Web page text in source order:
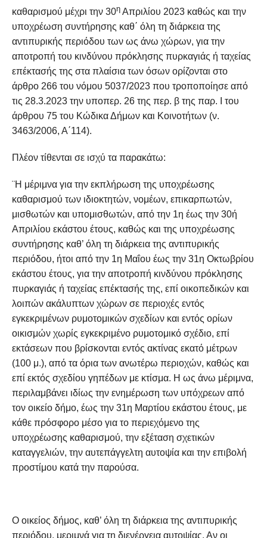
καθαρισμού μέχρι την 30ηΑπριλίου 2023 καθώς και την
υποχρέωση συντήρησης καθ΄ όλη τη διάρκεια της
αντιπυρικής περιόδου των ως άνω χώρων, για την
αποτροπή του κινδύνου πρόκλησης πυρκαγιάς ή ταχείας
επέκτασής της στα πλαίσια των όσων ορίζονται στο
άρθρο 266 του νόμου 5037/2023 που τροποποίησε από
τις 28.3.2023 την υποπερ. 26 της περ. β της παρ. Ι του
άρθρου 75 του Κώδικα Δήμων και Κοινοτήτων (ν.
3463/2006, Α΄114).
Πλέον τίθενται σε ισχύ τα παρακάτω:
¨Η μέριμνα για την εκπλήρωση της υποχρέωσης
καθαρισμού των ιδιοκτητών, νομέων, επικαρπωτών,
μισθωτών και υπομισθωτών, από την 1η έως την 30ή
Απριλίου εκάστου έτους, καθώς και της υποχρέωσης
συντήρησης καθ’ όλη τη διάρκεια της αντιπυρικής
περιόδου, ήτοι από την 1η Μαΐου έως την 31η Οκτωβρίου
εκάστου έτους, για την αποτροπή κινδύνου πρόκλησης
πυρκαγιάς ή ταχείας επέκτασής της, επί οικοπεδικών και
λοιπών ακάλυπτων χώρων σε περιοχές εντός
εγκεκριμένων ρυμοτομικών σχεδίων και εντός ορίων
οικισμών χωρίς εγκεκριμένο ρυμοτομικό σχέδιο, επί
εκτάσεων που βρίσκονται εντός ακτίνας εκατό μέτρων
(100 μ.), από τα όρια των ανωτέρω περιοχών, καθώς και
επί εκτός σχεδίου γηπέδων με κτίσμα. Η ως άνω μέριμνα,
περιλαμβάνει ιδίως την ενημέρωση των υπόχρεων από
τον οικείο δήμο, έως την 31η Μαρτίου εκάστου έτους, με
κάθε πρόσφορο μέσο για το περιεχόμενο της
υποχρέωσης καθαρισμού, την εξέταση σχετικών
καταγγελιών, την αυτεπάγγελτη αυτοψία και την επιβολή
προστίμου κατά την παρούσα.
Ο οικείος δήμος, καθ’ όλη τη διάρκεια της αντιπυρικής
περιόδου, μεριμνά για τη διενέργεια αυτοψίας. Αν οι